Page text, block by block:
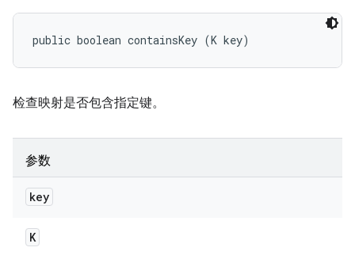
public boolean containsKey (K key)
检查映射是否包含指定键。
参数
key
K